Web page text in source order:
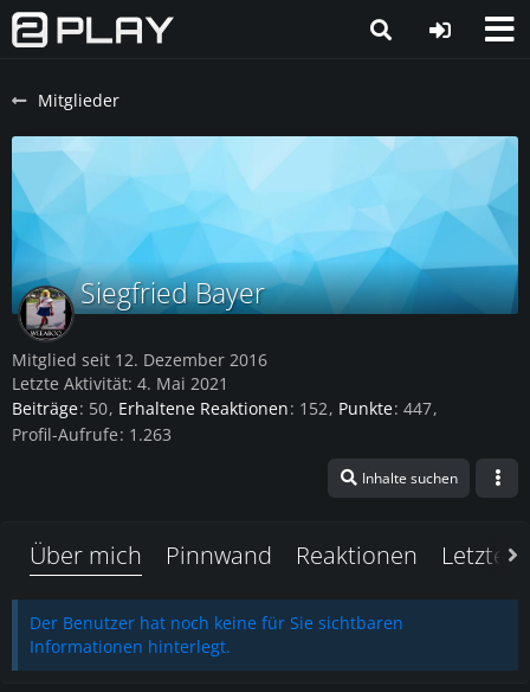
Mitglieder
Siegfried Bayer
Mitglied seit 12. Dezember 2016
Letzte Aktivität: 4. Mai 2021
Beiträge 50 Erhaltene Reaktionen 152 Punkte 447
Profil-Aufrufe 1.263
Inhalte suchen
Über mich Pinnwand Reaktionen Letzte
Der Benutzer hat noch keine für Sie sichtbaren
Informationen hinterlegt.